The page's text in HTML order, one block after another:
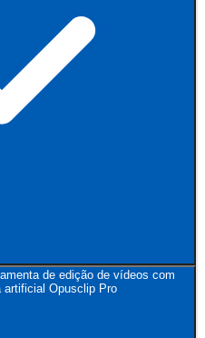
de edição de vídeos com
Opusclip Pro